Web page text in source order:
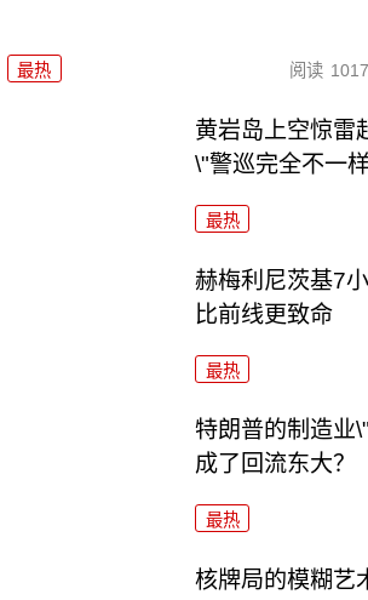
最热 阅读
黄岩岛上空惊雷
\"警巡完全不一样
最热
赫梅利尼茨基7
比前线更致命
最热
特朗普的制造业
成了回流东大？
最热
核牌局的模糊艺